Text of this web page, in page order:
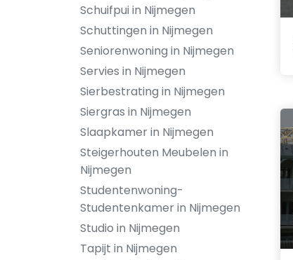
Schuifpui in Nijmegen
Schuttingen in Nijmegen
Seniorenwoning in Nijmegen
Servies in Nijmegen
Sierbestrating in Nijmegen
Siergras in Nijmegen
Slaapkamer in Nijmegen
Steigerhouten Meubelen in
Nijmegen
Studentenwoning-
Studentenkamer in Nijmegen
Studio in Nijmegen
Tapijt in Nijmegen